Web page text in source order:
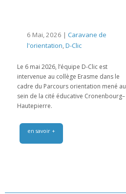
6 Mai, 2026 | Caravane de
l'orientation D-Clic
Le 6 mai 2026, l’équipe D-Clic est
intervenue au collège Erasme dans le
cadre du Parcours orientation mené au
sein de la cité éducative Cronenbourg–
Hautepierre.
en savoir +